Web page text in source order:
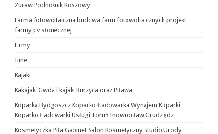
Żuraw Podnośnik Koszowy
Farma fotowoltaiczna budowa farm fotowoltaicznych projekt
farmy pv słonecznej
Firmy
Inne
Kajaki
Kakajaki Gwda i kajaki Rurzyca oraz Piława
Koparka Bydgoszcz Koparko Ładowarka Wynajem Koparki
Koparko Ładowarki Usługi Toruń Inowrocław Grudziądz
Kosmetyczka Piła Gabinet Salon Kosmetyczny Studio Urody